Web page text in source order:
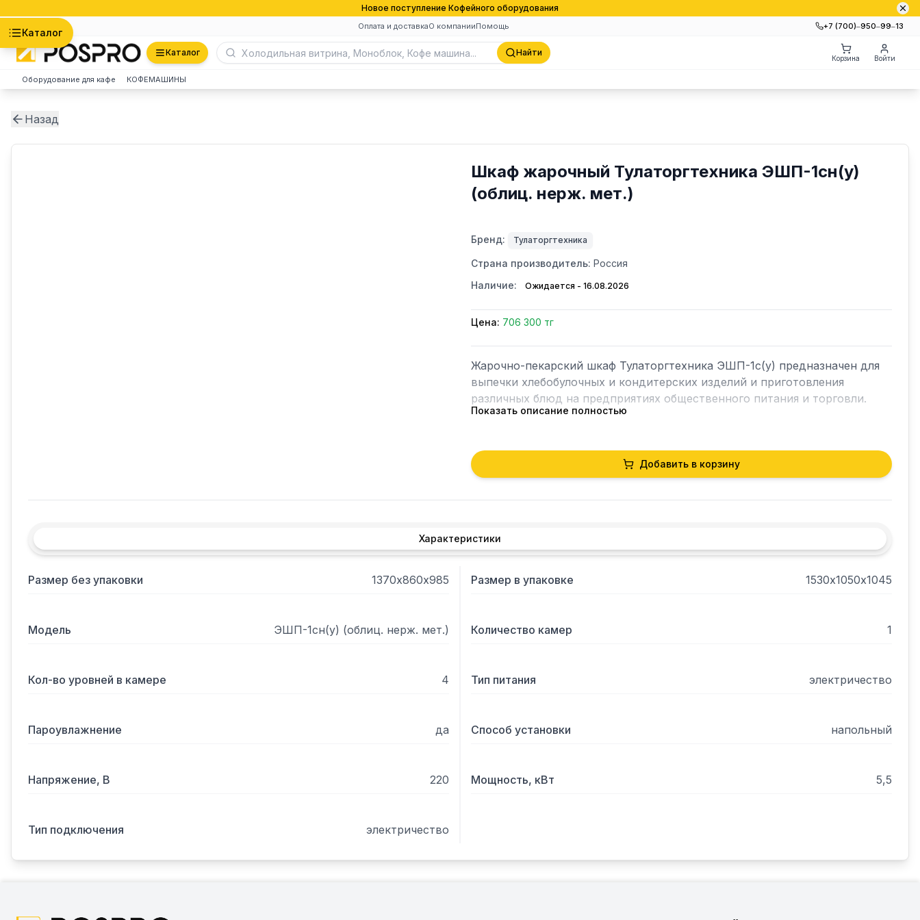
Новое поступление Кофейного оборудования
Оплата и доставкаО компанииПомощь +7 (700)‒950‒99‒13
Каталог
Каталог Найти
Корзина Войти
Оборудование для кафе КОФЕМАШИНЫ
Назад
Шкаф жарочный Тулаторгтехника ЭШП-1сн(у)
(облиц. нерж. мет.)
Бренд: Тулаторгтехника
Страна производитель: Россия
Наличие:
Ожидается - 16.08.2026
Цена: 706 300 тг
Жарочно-пекарский шкаф Тулаторгтехника ЭШП-1с(у) предназначен для
выпечки хлебобулочных и кондитерских изделий и приготовления
различных блюд на предприятиях общественного питания и торговли.
	Модель оснащена 2 нижними и 2 верхними нагревательными
элементами.
	Рабочая, лицевые, боковые и задняя поверхности выполнены из
нержавеющей стали, рама - из стальной профильной трубы, окрашенной
	Автоматическое поддержание температуры.
	Камера оборудована системой увлажнения воздуха.
Показать описание полностью
Добавить в корзину
Характеристики
Размер без упаковки 1370х860х985 Размер в упаковке 1530х1050х1045
Модель ЭШП-1сн(у) (облиц. нерж. мет.) Количество камер 1
Кол-во уровней в камере 4 Тип питания электричество
Пароувлажнение да Способ установки напольный
Напряжение, В 220 Мощность, кВт 5,5
Тип подключения электричество